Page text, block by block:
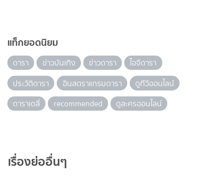
แท็กยอดนิยม
ดารา ข่าวบันเทิง ข่าวดารา
ไอจีดารา
ประวัติดารา
อินสตราแกรมดารา
ดูทีวีออนไลน์
ดาราเดลี่
recommended ดูละครออนไลน์
เรื่องย่ออื่นๆ